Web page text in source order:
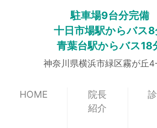
駐車場9台分完備
十日市場駅からバス8
青葉台駅からバス18
神奈川県横浜市緑区霧が丘
HOME
院長
紹介